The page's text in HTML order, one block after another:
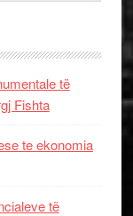
të
Fishta
te ekonomia
të